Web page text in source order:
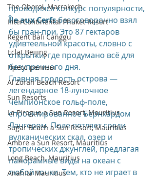
The Oberoi, Marrakech
InterContinental Phuket Resort
Regent Bali Canggu
Eclat Beijing
Пресс-релизы
Al Zorah Beach Resort
Sun Resorts
La Pirogue a Sun Resort, Mauritius
Sugar Beach a Sun Resort, Mauritius
Ambre a Sun Resort, Mauritius
Long Beach, Mauritius
Anahita Mauritius
проводился конкурс популярности,
Île aux Cerfs безоговорочно взял
бы гран-при. Это 87 гектаров
удивтеельной красоты, словно с
открытки, где продумано всё для
безупречного дня.
Главная гордость острова —
легендарное 18-луночное
чемпионское гольф-поле,
спроектированное Бернхардом
Лангером. Поле петляет среди
вулканических скал, озер и
тропических джунглей, предлагая
панорамные виды на океан с
любой точки. Тем, кто не играет в